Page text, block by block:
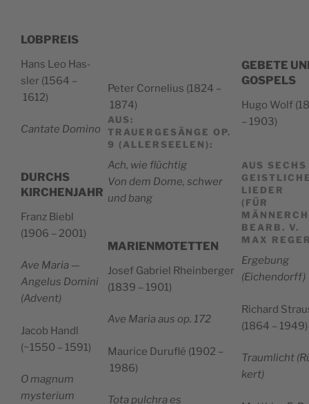
LOBPREIS
Hans Leo Has­
sler (1564 –
1612)
Can­ta­te Domino
DURCHS
KIRCHENJAHR
Franz Bie­bl
(1906 – 2001)
Ave Maria —
Ange­lus Domi­ni
(Advent)
Jacob Handl
(~1550 – 1591)
O magnum
myste­rium
Peter Cor­ne­lius (1824 –
1874)
AUS:
TRAUERGESÄNGE OP.
9 (ALLERSEELEN):
Ach, wie flüchtig
Von dem Dome, schwer
und bang
MARIENMOTETTEN
Josef Gabriel Rhein­ber­ger
(1839 – 1901)
Ave Maria aus op. 172
Mau­ri­ce Duru­flé (1902 –
1986)
Tota pul­chra es
GEBETE
GOSPELS
Hugo Wolf
– 1903)
AUS SECHS
LIEDER
(FÜR
BEARB. V.
MAX
Erge­bung
(Eichen­dorff)
Richard
(1864 – 1949)
Traum­li­cht
kert)